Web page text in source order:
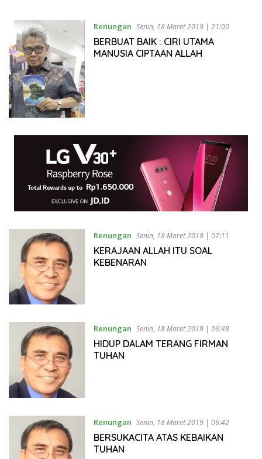
Renungan Senin, 18 Maret 2019 | 21:00
BERBUAT BAIK : CIRI UTAMA
MANUSIA CIPTAAN ALLAH
Renungan Senin, 18 Maret 2019 | 07:11
KERAJAAN ALLAH ITU SOAL
KEBENARAN
Renungan Senin, 18 Maret 2019 | 06:48
HIDUP DALAM TERANG FIRMAN
TUHAN
Renungan Senin, 18 Maret 2019 | 06:42
BERSUKACITA ATAS KEBAIKAN
TUHAN